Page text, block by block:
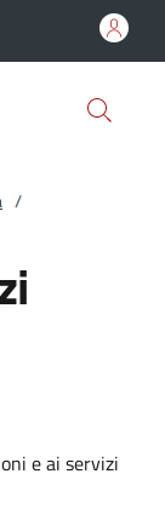
/
e ai servizi